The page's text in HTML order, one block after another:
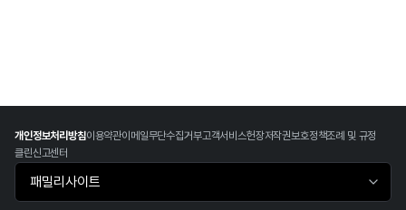
개인정보처리방침이용약관이메일무단수집거부고객서비스헌장저작권보호정책조례 및 규정
클린신고센터
패밀리사이트 바로가기